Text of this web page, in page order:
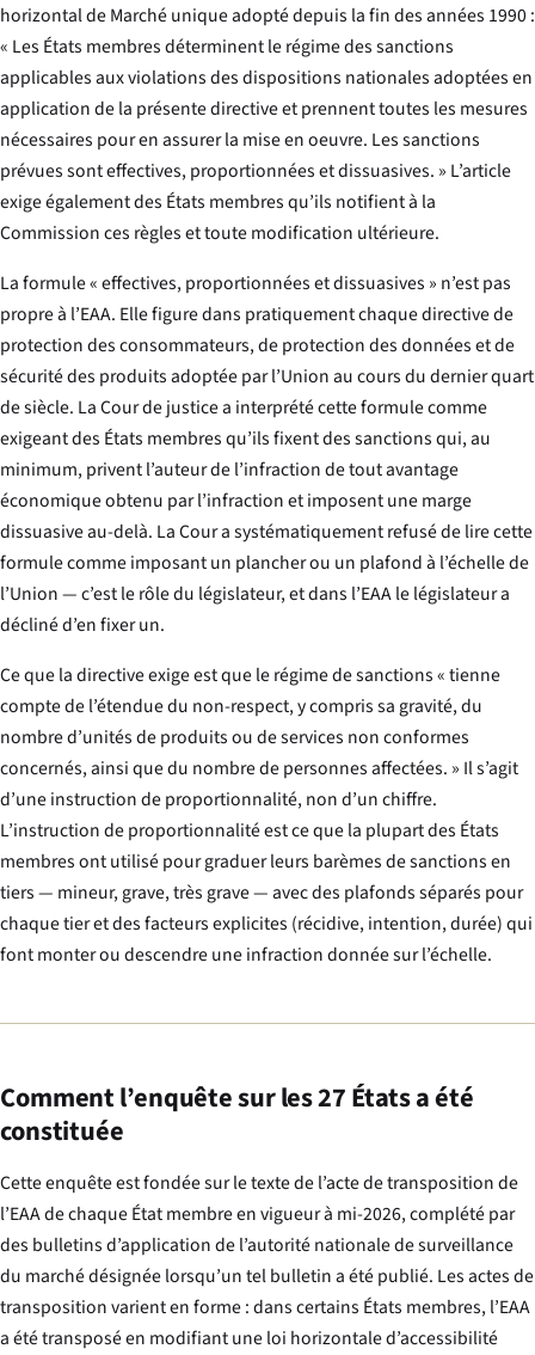
horizontal de Marché unique adopté depuis la fin des années 1990 :
« Les États membres déterminent le régime des sanctions
applicables aux violations des dispositions nationales adoptées en
application de la présente directive et prennent toutes les mesures
nécessaires pour en assurer la mise en oeuvre. Les sanctions
prévues sont effectives, proportionnées et dissuasives. » L’article
exige également des États membres qu’ils notifient à la
Commission ces règles et toute modification ultérieure.
La formule « effectives, proportionnées et dissuasives » n’est pas
propre à l’EAA. Elle figure dans pratiquement chaque directive de
protection des consommateurs, de protection des données et de
sécurité des produits adoptée par l’Union au cours du dernier quart
de siècle. La Cour de justice a interprété cette formule comme
exigeant des États membres qu’ils fixent des sanctions qui, au
minimum, privent l’auteur de l’infraction de tout avantage
économique obtenu par l’infraction et imposent une marge
dissuasive au-delà. La Cour a systématiquement refusé de lire cette
formule comme imposant un plancher ou un plafond à l’échelle de
l’Union — c’est le rôle du législateur, et dans l’EAA le législateur a
décliné d’en fixer un.
Ce que la directive exige est que le régime de sanctions « tienne
compte de l’étendue du non-respect, y compris sa gravité, du
nombre d’unités de produits ou de services non conformes
concernés, ainsi que du nombre de personnes affectées. » Il s’agit
d’une instruction de proportionnalité, non d’un chiffre.
L’instruction de proportionnalité est ce que la plupart des États
membres ont utilisé pour graduer leurs barèmes de sanctions en
tiers — mineur, grave, très grave — avec des plafonds séparés pour
chaque tier et des facteurs explicites (récidive, intention, durée) qui
font monter ou descendre une infraction donnée sur l’échelle.
Comment l’enquête sur les 27 États a été
constituée
Cette enquête est fondée sur le texte de l’acte de transposition de
l’EAA de chaque État membre en vigueur à mi-2026, complété par
des bulletins d’application de l’autorité nationale de surveillance
du marché désignée lorsqu’un tel bulletin a été publié. Les actes de
transposition varient en forme : dans certains États membres, l’EAA
a été transposé en modifiant une loi horizontale d’accessibilité